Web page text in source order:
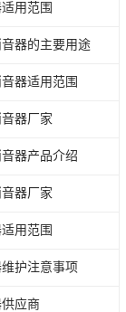
用范围
器的主要用途
器适用范围
器厂家
器产品介绍
器厂家
用范围
护注意事项
应商